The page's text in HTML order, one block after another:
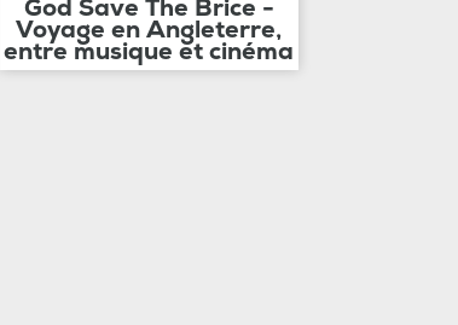
God Save The Brice -
Voyage en Angleterre,
entre musique et cinéma